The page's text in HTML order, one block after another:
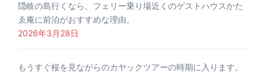
隠岐の島行くなら、フェリー乗り場近くのゲストハウスかた
ゑ庵に前泊がおすすめな理由。
2026年3月28日
もうすぐ桜を見ながらのカヤックツアーの時期に入ります。